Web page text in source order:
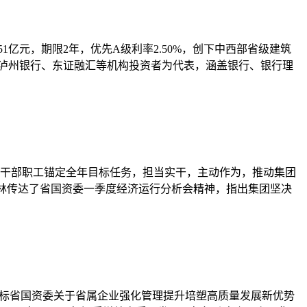
元，期限2年，优先A级利率2.50%，创下中西部省级建筑
银行、东证融汇等机构投资者为代表，涵盖银行、银行理
部职工锚定全年目标任务，担当实干，主动作为，推动集团
达了省国资委一季度经济运行分析会精神，指出集团坚决
省国资委关于省属企业强化管理提升培塑高质量发展新优势